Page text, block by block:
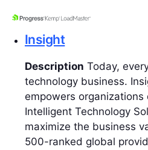
SKIP NAVIGATION
Insight
Description Today,
technology business.
empowers
Intelligent Technology
maximize the business
500-ranked global